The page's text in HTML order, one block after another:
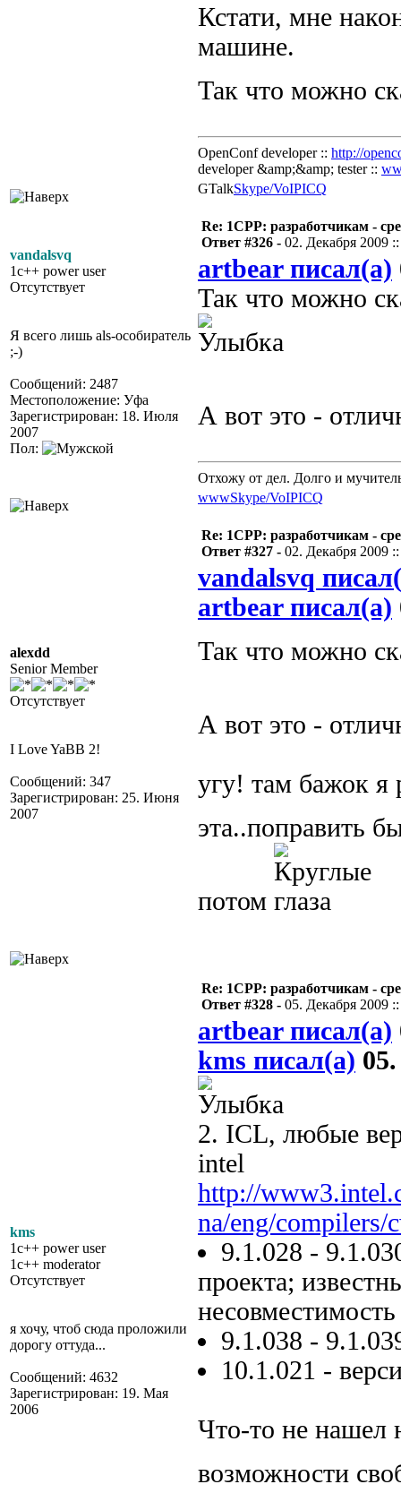
Кстати, мне
машине.
Так что можно
OpenConf developer :: http://
developer &amp;&amp; tester ::
GTalkSkype/VoIPICQ
vandalsvq
1c++ power user
Отсутствует
Я всего лишь als-особиратель
;-)
Сообщений: 2487
Местоположение: Уфа
Зарегистрирован: 18. Июля
2007
Пол:
Re: 1CPP: разработчикам -
Ответ #326 - 02. Декабря 2009
artbear писал(а)
Так что можно
А вот это -
Отхожу от дел. Долго и
wwwSkype/VoIPICQ
alexdd
Senior Member
Отсутствует
I Love YaBB 2!
Сообщений: 347
Зарегистрирован: 25. Июня
2007
Re: 1CPP: разработчикам -
Ответ #327 - 02. Декабря 2009
vandalsvq
artbear писал(а)
Так что можно
А вот это -
угу! там бажок я
эта..поправить
потом
kms
1c++ power user
1c++ moderator
Отсутствует
я хочу, чтоб сюда проложили
дорогу оттуда...
Сообщений: 4632
Зарегистрирован: 19. Мая
2006
Re: 1CPP: разработчикам -
Ответ #328 - 05. Декабря 2009
artbear писал(а)
kms писал(а)
2. ICL, любые
intel
http://
na/eng/compilers/
9.1.028 -
проекта;
9.1.038 -
10.1.021 -
Что-то не нашел
возможности